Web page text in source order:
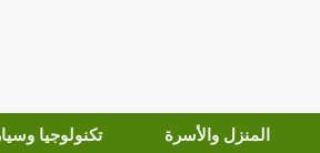
المنزل والأسرة تكنولوجيا